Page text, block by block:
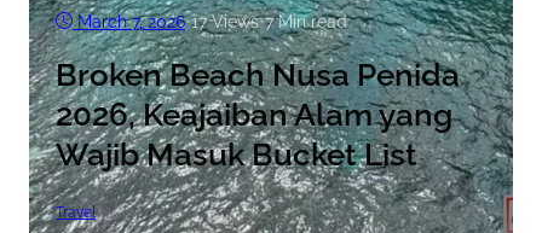
March 7, 2026•17Views•7 Min read
Broken Beach Nusa Penida
2026, Keajaiban Alam yang
Wajib Masuk Bucket List
Travel